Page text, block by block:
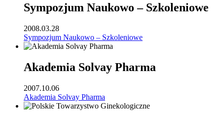
Sympozjum Naukowo – Szkoleniowe
2008.03.28
Sympozjum Naukowo – Szkoleniowe
Akademia Solvay Pharma
2007.10.06
Akademia Solvay Pharma